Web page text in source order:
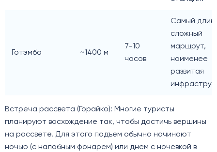
Готэмба ~1400 м
7-10
часов
Самый
сложный
маршрут,
наименее
развитая
Встреча рассвета (Горайко): Многие туристы
планируют восхождение так, чтобы достичь вершины
на рассвете. Для этого подъем обычно начинают
ночью (с налобным фонарем) или днем с ночевкой в